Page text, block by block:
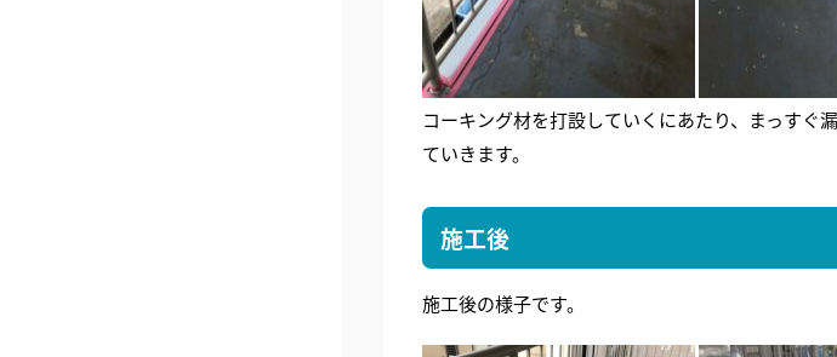
コーキング材を打設していくにあたり、まっすぐ
ていきます。
施工後
施工後の様子です。